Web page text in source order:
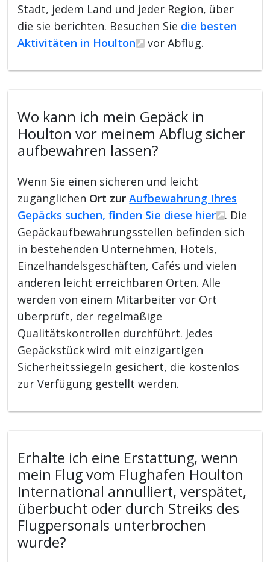
Stadt, jedem Land und jeder Region, über
die sie berichten. Besuchen Sie die besten
Aktivitäten in Houlton
vor Abflug.
Wo kann ich mein Gepäck in
Houlton vor meinem Abflug sicher
aufbewahren lassen?
Wenn Sie einen sicheren und leicht
zugänglichen Ort zurAufbewahrung Ihres
Gepäcks suchen, finden Sie diese hier
. Die
Gepäckaufbewahrungsstellen befinden sich
in bestehenden Unternehmen, Hotels,
Einzelhandelsgeschäften, Cafés und vielen
anderen leicht erreichbaren Orten. Alle
werden von einem Mitarbeiter vor Ort
überprüft, der regelmäßige
Qualitätskontrollen durchführt. Jedes
Gepäckstück wird mit einzigartigen
Sicherheitssiegeln gesichert, die kostenlos
zur Verfügung gestellt werden.
Erhalte ich eine Erstattung, wenn
mein Flug vom Flughafen Houlton
International annulliert, verspätet,
überbucht oder durch Streiks des
Flugpersonals unterbrochen
wurde?